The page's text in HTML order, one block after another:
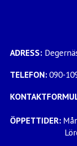
ADRESS:
TELEFON:090-
ÖPPETTIDER:
Lördag: